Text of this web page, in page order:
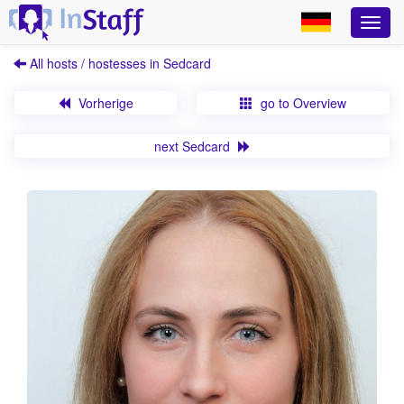
All hosts / hostesses in Sedcard
Vorherige go to Overview
next Sedcard